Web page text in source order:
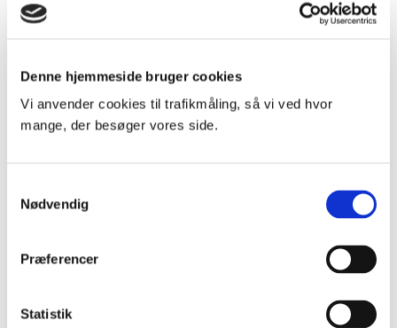
Denne hjemmeside bruger cookies
Vi anvender cookies til trafikmåling, så vi ved hvor
mange, der besøger vores side.
Nødvendig
Præferencer
Statistik